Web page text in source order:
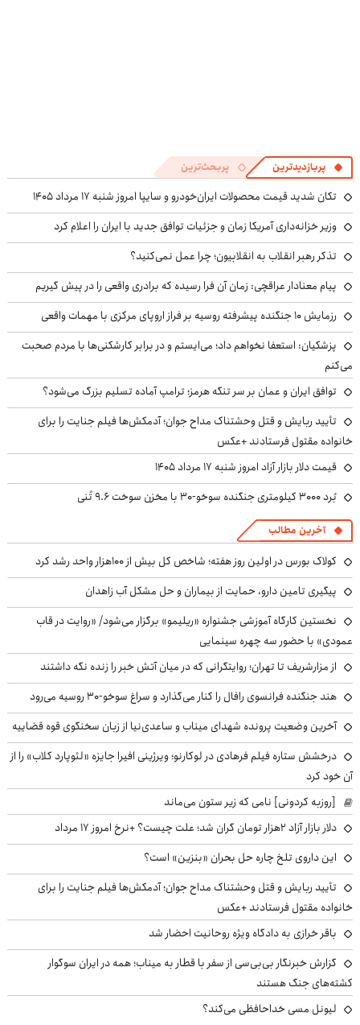
پربازدیدترین پربحث‌ترین
تکان شدید قیمت محصولات ایران‌خودرو و سایپا امروز شنبه ۱۷ مرداد ۱۴۰۵
وزیر خزانه‌داری آمریکا زمان و جزئیات توافق جدید با ایران را اعلام کرد
تذکر رهبر انقلاب به انقلابیون؛ چرا عمل نمی‌کنید؟
پیام معنادار عراقچی: زمان آن فرا رسیده که برادری واقعی را در پیش گیریم
رزمایش ۱۰ جنگنده پیشرفته روسیه بر فراز اروپای مرکزی با مهمات واقعی
پزشکیان: استعفا نخواهم داد؛ می‌ایستم و در برابر کارشکنی‌ها با مردم صحبت
می‌کنم
توافق ایران و عمان بر سر تنگه هرمز؛ ترامپ آماده تسلیم بزرگ می‌شود؟
تأیید ربایش و قتل وحشتناک مداح جوان؛ آدمکش‌ها فیلم جنایت را برای
خانواده مقتول فرستادند +عکس
قیمت دلار بازار آزاد امروز شنبه ۱۷ مرداد ۱۴۰۵
بُرد ۳۰۰۰ کیلومتری جنگنده سوخو-۳۰ با مخزن سوخت ۹.۶ تُنی
آخرین مطالب
کولاک بورس در اولین روز هفته؛ شاخص کل بیش از ۱۰۰هزار واحد رشد کرد
پیگیری تامین دارو، حمایت از بیماران و حل مشکل آب زاهدان
نخستین کارگاه آموزشی جشنواره «ریلیمو» برگزار می‌شود/ «روایت در قاب
عمودی» با حضور سه چهره سینمایی
از مزارشریف تا تهران؛ روایتگرانی که در میان آتش خبر را زنده نگه داشتند
هند جنگنده فرانسوی رافال را کنار می‌گذارد و سراغ سوخو-30 روسیه می‌رود
آخرین وضعیت پرونده شهدای میناب و ساعدی‌نیا از زبان سخنگوی قوه قضاییه
درخشش ستاره فیلم فرهادی در لوکارنو؛ ویرژینی افیرا جایزه «لئوپارد کلاب» را از
آن خود کرد
[روزبه کردونی] نامی که زیر ستون می‌ماند
دلار بازار آزاد ۲هزار تومان گران شد؛ علت چیست؟ +نرخ امروز ۱۷ مرداد
این داروی تلخ چاره حل بحران «بنزین» است؟
تأیید ربایش و قتل وحشتناک مداح جوان؛ آدمکش‌ها فیلم جنایت را برای
خانواده مقتول فرستادند +عکس
باقر خرازی به دادگاه ویژه روحانیت احضار شد
گزارش خبرنگار بی‌بی‌سی از سفر با قطار به میناب؛ همه در ایران سوگوار
کشته‌های جنگ هستند
لیونل مسی خداحافظی می‌کند؟